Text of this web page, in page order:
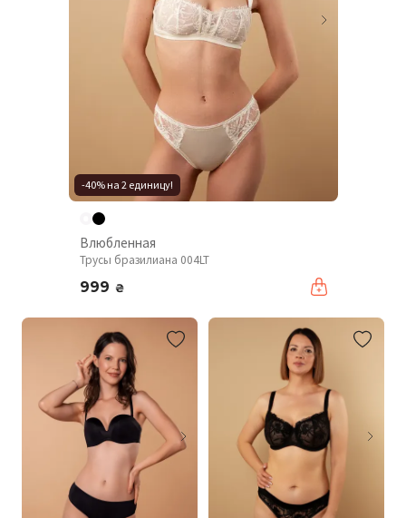
-40% на 2 единицу!
Влюбленная
Трусы бразилиана 004LT
999 ₴